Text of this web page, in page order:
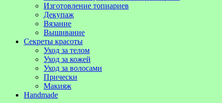
Изготовление топиариев
Декупаж
Вязание
Вышивание
Секреты красоты
Уход за телом
Уход за кожей
Уход за волосами
Прически
Макияж
Handmade